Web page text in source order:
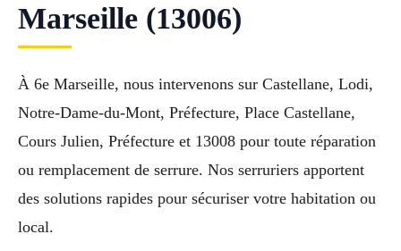
Marseille (13006)
À 6e Marseille, nous intervenons sur Castellane, Lodi,
Notre-Dame-du-Mont, Préfecture, Place Castellane,
Cours Julien, Préfecture et 13008 pour toute réparation
ou remplacement de serrure. Nos serruriers apportent
des solutions rapides pour sécuriser votre habitation ou
local.